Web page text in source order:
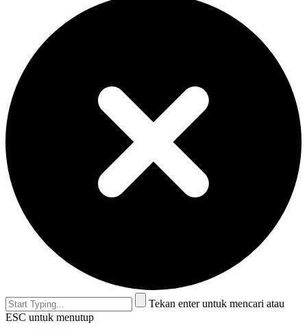
Tekan enter untuk mencari atau
ESC untuk menutup